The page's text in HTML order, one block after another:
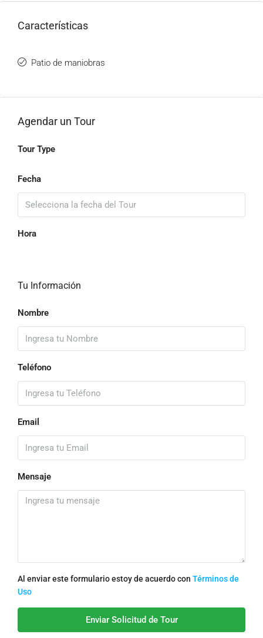
Características
Patio de maniobras
Agendar un Tour
Tour Type
Fecha
Hora
Tu Información
Nombre
Teléfono
Email
Mensaje
Al enviar este formulario estoy de acuerdo con Términos de
Uso
Enviar Solicitud de Tour